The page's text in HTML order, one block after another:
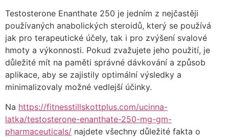
Testosterone Enanthate 250 je jedním z nejčastěji
používaných anabolických steroidů, který se používá
jak pro terapeutické účely, tak i pro zvýšení svalové
hmoty a výkonnosti. Pokud zvažujete jeho použití, je
důležité mít na paměti správné dávkování a způsob
aplikace, aby se zajistily optimální výsledky a
minimalizovaly možné vedlejší účinky.
Na https://fitnesstillskottplus.com/ucinna-
latka/testosterone-enanthate-250-mg-gm-
pharmaceuticals/ najdete všechny důležité fakta o